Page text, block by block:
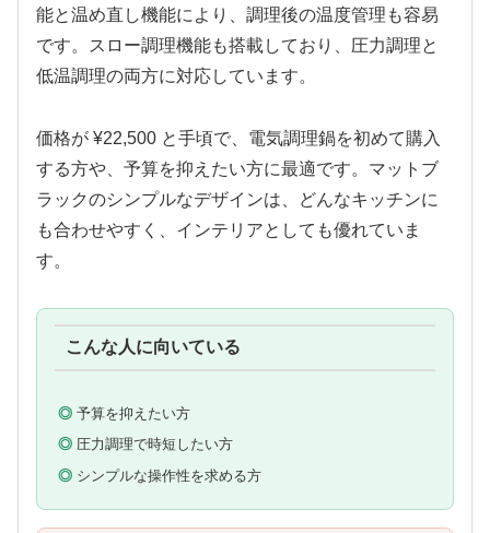
能と温め直し機能により、調理後の温度管理も容易
です。スロー調理機能も搭載しており、圧力調理と
低温調理の両方に対応しています。
価格が ¥22,500 と手頃で、電気調理鍋を初めて購入
する方や、予算を抑えたい方に最適です。マットブ
ラックのシンプルなデザインは、どんなキッチンに
も合わせやすく、インテリアとしても優れていま
す。
こんな人に向いている
予算を抑えたい方
圧力調理で時短したい方
シンプルな操作性を求める方